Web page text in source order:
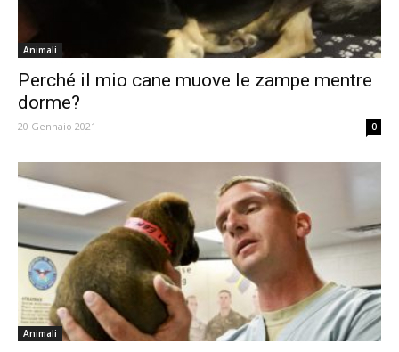
Animali
Perché il mio cane muove le zampe mentre
dorme?
20 Gennaio 2021 0
Animali